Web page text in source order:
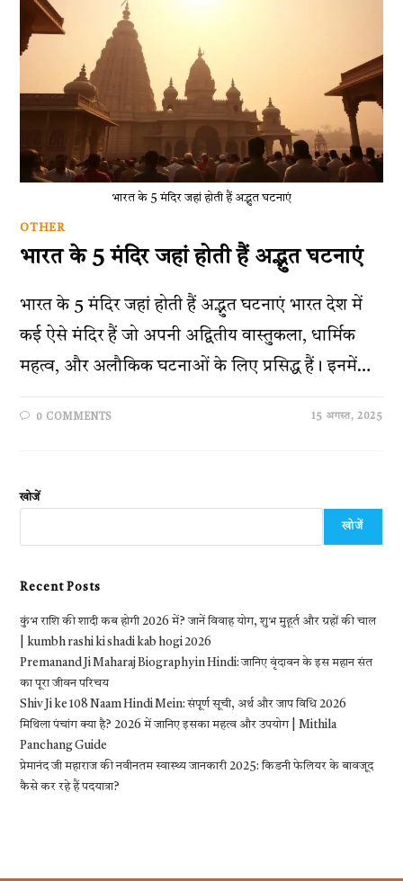
भारत के 5 मंदिर जहां होती हैं अद्भुत घटनाएं
OTHER
भारत के 5 मंदिर जहां होती हैं अद्भुत घटनाएं
भारत के 5 मंदिर जहां होती हैं अद्भुत घटनाएं भारत देश में
कई ऐसे मंदिर हैं जो अपनी अद्वितीय वास्तुकला, धार्मिक
महत्व, और अलौकिक घटनाओं के लिए प्रसिद्ध हैं। इनमें…
0 COMMENTS 15 अगस्त, 2025
खोजें
खोजें
Recent Posts
कुंभ राशि की शादी कब होगी 2026 में? जानें विवाह योग, शुभ मुहूर्त और ग्रहों की चाल
| kumbh rashi ki shadi kab hogi 2026
Premanand Ji Maharaj Biography in Hindi: जानिए वृंदावन के इस महान संत
का पूरा जीवन परिचय
Shiv Ji ke 108 Naam Hindi Mein: संपूर्ण सूची, अर्थ और जाप विधि 2026
मिथिला पंचांग क्या है? 2026 में जानिए इसका महत्व और उपयोग | Mithila
Panchang Guide
प्रेमानंद जी महाराज की नवीनतम स्वास्थ्य जानकारी 2025: किडनी फेलियर के बावजूद
कैसे कर रहे हैं पदयात्रा?